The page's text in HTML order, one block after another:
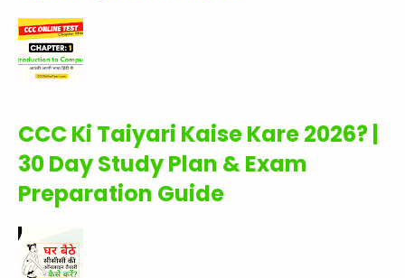
CCC Ki Taiyari Kaise Kare 2026? |
30 Day Study Plan & Exam
Preparation Guide